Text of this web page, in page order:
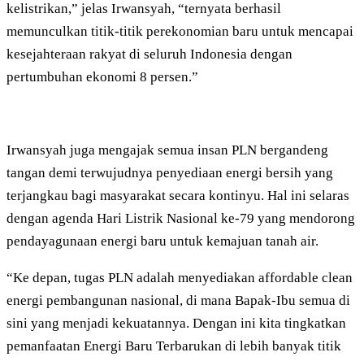
kelistrikan,” jelas Irwansyah, “ternyata berhasil
memunculkan titik-titik perekonomian baru untuk mencapai
kesejahteraan rakyat di seluruh Indonesia dengan
pertumbuhan ekonomi 8 persen.”
Irwansyah juga mengajak semua insan PLN bergandeng
tangan demi terwujudnya penyediaan energi bersih yang
terjangkau bagi masyarakat secara kontinyu. Hal ini selaras
dengan agenda Hari Listrik Nasional ke-79 yang mendorong
pendayagunaan energi baru untuk kemajuan tanah air.
“Ke depan, tugas PLN adalah menyediakan affordable clean
energi pembangunan nasional, di mana Bapak-Ibu semua di
sini yang menjadi kekuatannya. Dengan ini kita tingkatkan
pemanfaatan Energi Baru Terbarukan di lebih banyak titik